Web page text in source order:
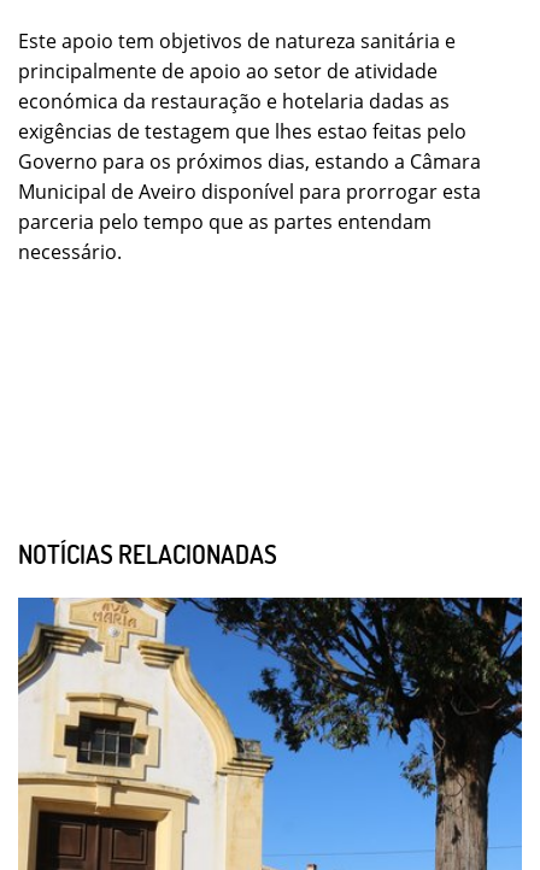
Este apoio tem objetivos de natureza sanitária e
principalmente de apoio ao setor de atividade
económica da restauração e hotelaria dadas as
exigências de testagem que lhes estao feitas pelo
Governo para os próximos dias, estando a Câmara
Municipal de Aveiro disponível para prorrogar esta
parceria pelo tempo que as partes entendam
necessário.
NOTÍCIAS RELACIONADAS